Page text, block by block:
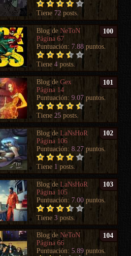
Tiene 72 posts.
100
Blog deNeToN
Página 67
Puntuación: 7.88 puntos.
Tiene4 posts.
101
Blog deGex
Página 14
Puntuación:9.07 puntos.
Tiene 25 posts.
102
Blog deLaNsHoR
Página 106
Puntuación:8.27 puntos.
Tiene 1 posts.
103
Blog deLaNsHoR
Página 105
Puntuación: 7.00 puntos.
Tiene3 posts.
104
Blog deNeToN
Página 66
Puntuación:5.89 puntos.